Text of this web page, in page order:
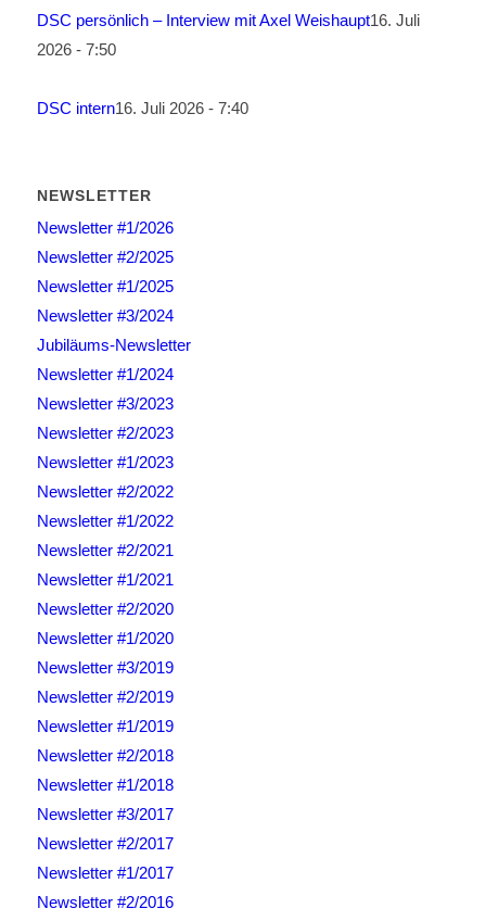
DSC persönlich – Interview mit Axel Weishaupt16. Juli
2026 - 7:50
DSC intern16. Juli 2026 - 7:40
NEWSLETTER
Newsletter #1/2026
Newsletter #2/2025
Newsletter #1/2025
Newsletter #3/2024
Jubiläums-Newsletter
Newsletter #1/2024
Newsletter #3/2023
Newsletter #2/2023
Newsletter #1/2023
Newsletter #2/2022
Newsletter #1/2022
Newsletter #2/2021
Newsletter #1/2021
Newsletter #2/2020
Newsletter #1/2020
Newsletter #3/2019
Newsletter #2/2019
Newsletter #1/2019
Newsletter #2/2018
Newsletter #1/2018
Newsletter #3/2017
Newsletter #2/2017
Newsletter #1/2017
Newsletter #2/2016